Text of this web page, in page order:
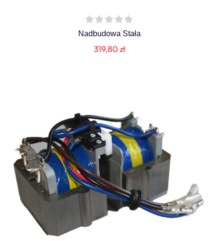
Nadbudowa Stała
319,80 zł